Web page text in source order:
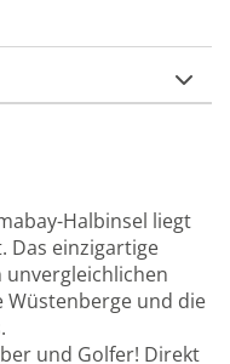
Halbinsel liegt
Das einzigartige
Wüstenberge und die
und Golfer! Direkt